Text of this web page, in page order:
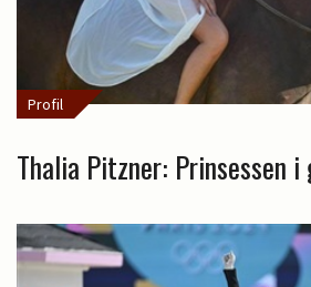
Profil
Thalia Pitzner: Prinsessen